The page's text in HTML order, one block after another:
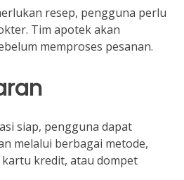
resep, pengguna perlu
Tim apotek akan
memproses pesanan.
siap, pengguna dapat
melalui berbagai metode,
kredit, atau dompet